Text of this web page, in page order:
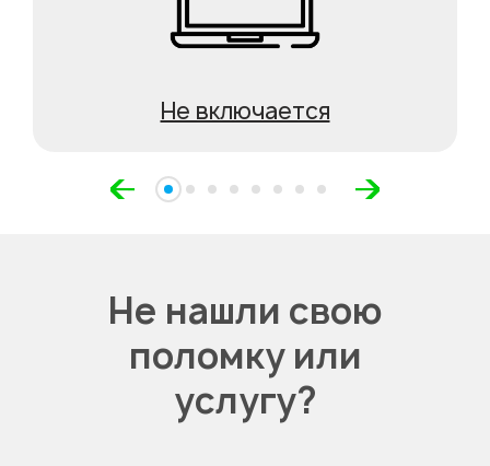
Не включается
Не нашли свою
поломку или
услугу?